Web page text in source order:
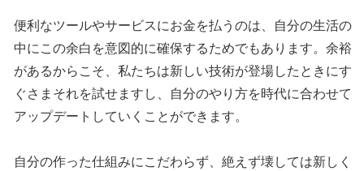
便利なツールやサービスにお金を払うのは、自分の生活の
中にこの余白を意図的に確保するためでもあります。余裕
があるからこそ、私たちは新しい技術が登場したときにす
ぐさまそれを試せますし、自分のやり方を時代に合わせて
アップデートしていくことができます。
自分の作った仕組みにこだわらず、絶えず壊しては新しく